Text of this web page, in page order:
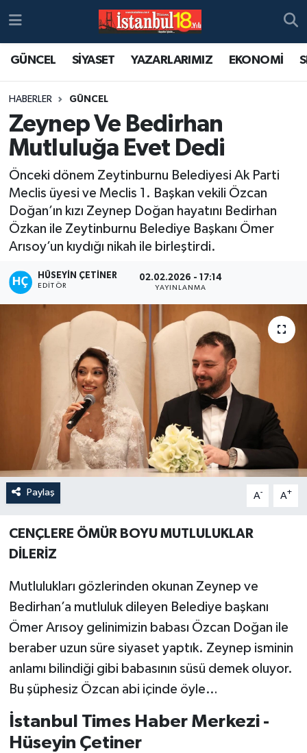
GÜNCEL SİYASET YAZARLARIMIZ EKONOMİ
HABERLER GÜNCEL
Zeynep Ve Bedirhan
Mutluluğa Evet Dedi
Önceki dönem Zeytinburnu Belediyesi Ak Parti
Meclis üyesi ve Meclis 1. Başkan vekili Özcan
Doğan’ın kızı Zeynep Doğan hayatını Bedirhan
Özkan ile Zeytinburnu Belediye Başkanı Ömer
Arısoy’un kıydığı nikah ile birleştirdi.
HÜSEYIN ÇETINER
EDITÖR
02.02.2026 - 17:14
YAYINLANMA
Paylaş A- A+
CENÇLERE ÖMÜR BOYU MUTLULUKLAR
DİLERİZ
Mutlulukları gözlerinden okunan Zeynep ve
Bedirhan’a mutluluk dileyen Belediye başkanı
Ömer Arısoy gelinimizin babası Özcan Doğan ile
beraber uzun süre siyaset yaptık. Zeynep isminin
anlamı bilindiği gibi babasının süsü demek oluyor.
Bu şüphesiz Özcan abi içinde öyle…
İstanbul Times Haber Merkezi -
Hüseyin Çetiner